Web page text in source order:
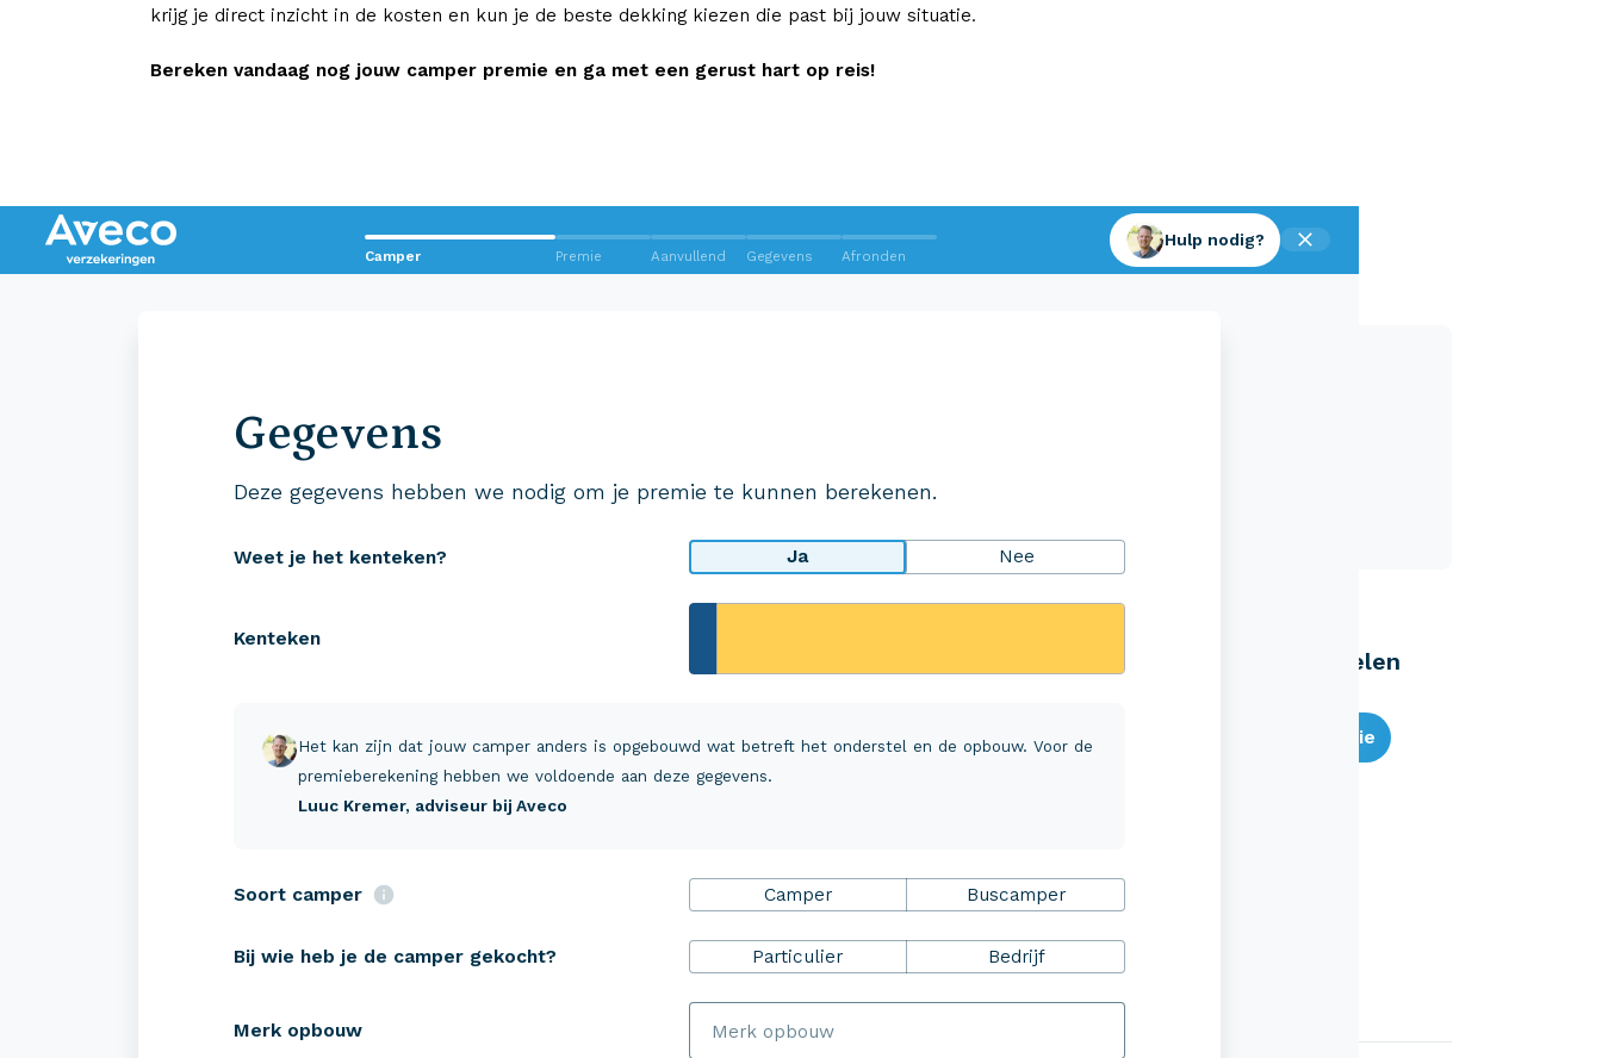
krijg je direct inzicht in de kosten en kun je de beste dekking kiezen die past bij jouw situatie.
Bereken vandaag nog jouw camper premie en ga met een gerust hart op reis!
Camper Premie Aanvullend Gegevens Afronden
Hulp nodig?
Gegevens
Deze gegevens hebben we nodig om je premie te kunnen berekenen.
Weet je het kenteken? Ja Nee
Kenteken
Het kan zijn dat jouw camper anders is opgebouwd wat betreft het onderstel en de opbouw. Voor de
premieberekening hebben we voldoende aan deze gegevens.
Luuc Kremer, adviseur bij Aveco
Soort camper Camper Buscamper
Bij wie heb je de camper gekocht? Particulier Bedrijf
Merk opbouw
Wij staan voor je klaar!
zeggen
Buscamper verzekeren
Caravan verzekeren
Pechhulp+
Schadeverzekering inzittenden
Schade melden
Aveco Alarmcentrale
Eenvoudig zelf regelen
Bereken je premie